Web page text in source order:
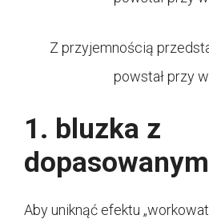
Z przyjemnością
powstał przy
1. bluzka z
Aby uniknąć efektu